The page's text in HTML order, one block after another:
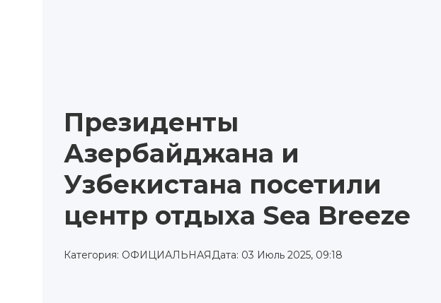
Президенты
Азербайджана и
Узбекистана посетили
центр отдыха Sea Breeze
Категория: ОФИЦИАЛЬНАЯДата: 03 Июль 2025, 09:18